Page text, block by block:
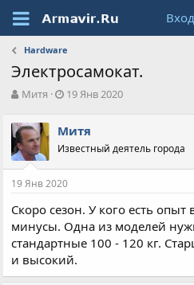
Вход
Hardware
Электросамокат.
А
т
о
р
т
е
ы
Митя
Д
а
н
ч
л
а
19 Янв 2020
Митя
Известный деятель города
19 Янв 2020
Скоро сезон. У кого есть
минусы. Одна из моделей
стандартные 100 - 120 кг.
и высокий.